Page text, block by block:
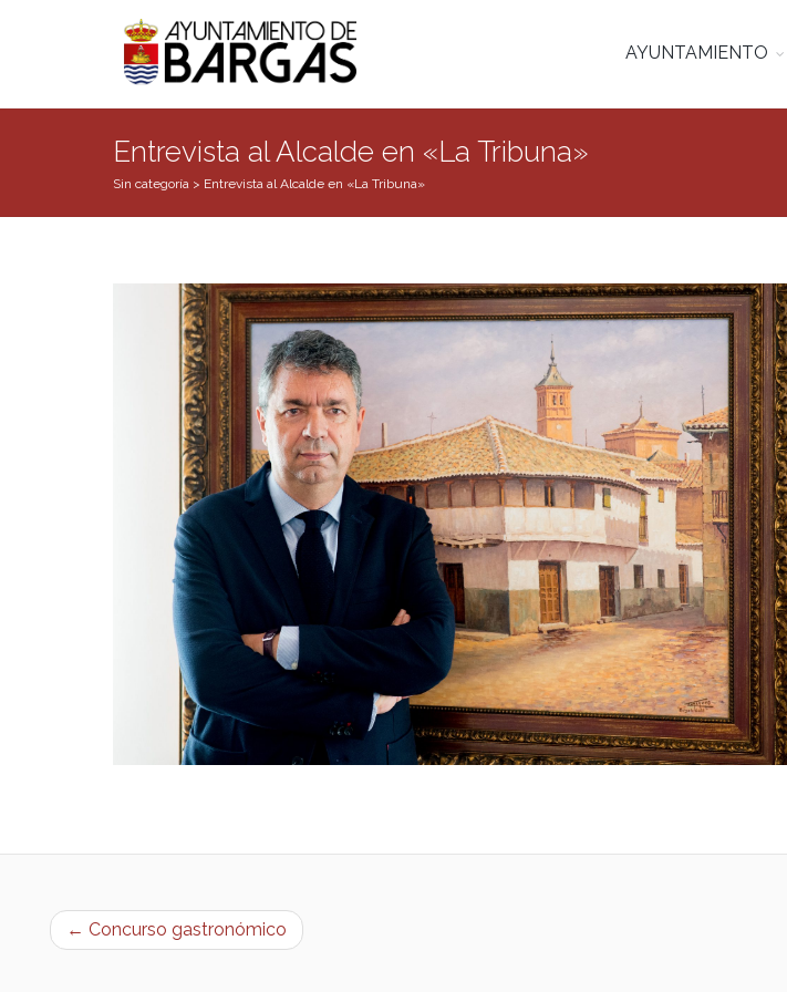
AYUNTAMIENTO
Entrevista al Alcalde en «La Tribuna»
Sin categoría > Entrevista al Alcalde en «La Tribuna»
← Concurso gastronómico